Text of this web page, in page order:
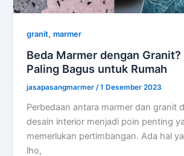
granit,marmer
Beda Marmer dengan Granit?
Paling Bagus untuk Rumah
jasapasangmarmer/1 Desember 2023
Perbedaan antara marmer dan granit
desain interior menjadi poin penting
memerlukan pertimbangan. Ada hal
lho,